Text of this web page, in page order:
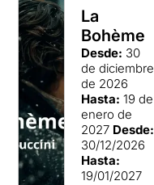
La
Bohème
Desde: 30
de diciembre
de 2026
Hasta: 19 de
enero de
2027 Desde:
30/12/2026
Hasta:
19/01/2027